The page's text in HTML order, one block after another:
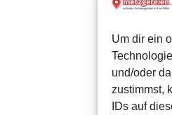
Um dir ein
und/oder
zustimmst,
IDs auf